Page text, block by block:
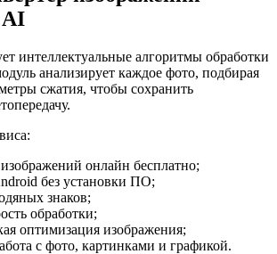
AI
интеллектуальные алгоритмы обработки
анализирует каждое фото, подбирая
сжатия, чтобы сохранить
онлайн бесплатно;
без установки ПО;
знаков;
обработки;
оптимизация изображения;
с фото, картинками и графикой.